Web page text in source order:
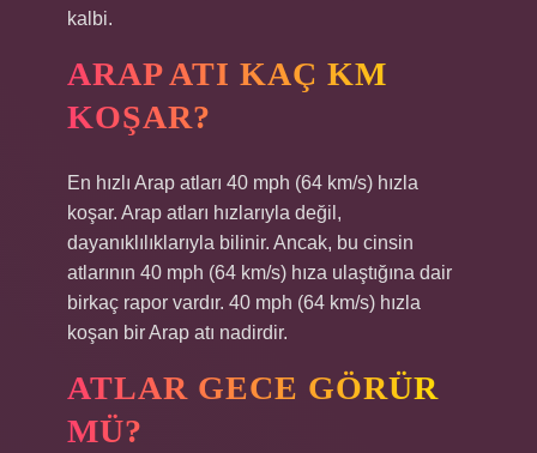
kalbi.
ARAP ATI KAÇ KM
KOŞAR?
En hızlı Arap atları 40 mph (64 km/s) hızla
koşar. Arap atları hızlarıyla değil,
dayanıklılıklarıyla bilinir. Ancak, bu cinsin
atlarının 40 mph (64 km/s) hıza ulaştığına dair
birkaç rapor vardır. 40 mph (64 km/s) hızla
koşan bir Arap atı nadirdir.
ATLAR GECE GÖRÜR
MÜ?